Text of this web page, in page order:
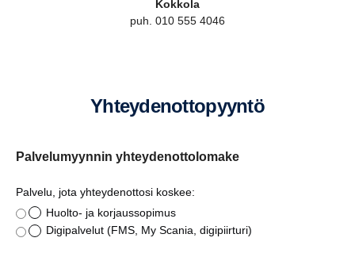
Kokkola
puh. 010 555 4046
Yhtey­den­ot­to­pyyntö
Palvelumyynnin yhteydenottolomake
Palvelu, jota yhteydenottosi koskee:
Huolto- ja korjaussopimus
Digipalvelut (FMS, My Scania, digipiirturi)